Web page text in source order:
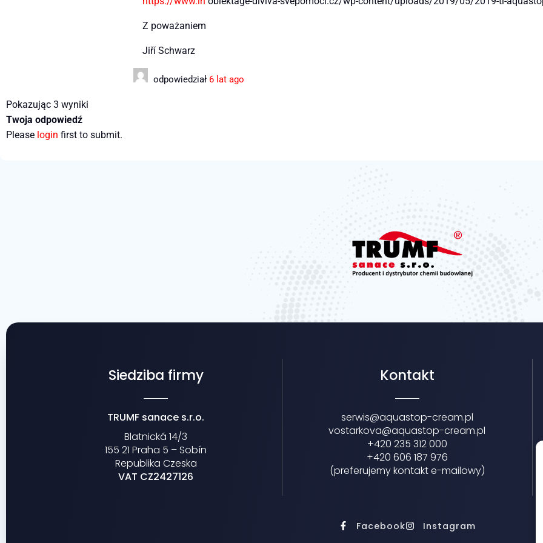
Z poważaniem
Jiří Schwarz
odpowiedział 6 lat ago
Pokazując 3 wyniki
Twoja odpowiedź
Please login first to submit.
Siedziba firmy
TRUMF sanace s.r.o.
Blatnická 14/3
155 21 Praha 5 – Sobín
Republika Czeska
VAT CZ2427126
Kontakt
serwis@aquastop-cream.pl
vostarkova@aquastop-cream.pl
+420 235 312 000
+420 606 187 976
(preferujemy kontakt e-mailowy)
Facebook Instagram